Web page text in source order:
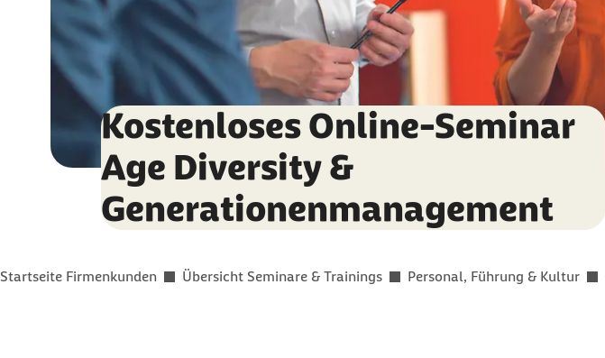
Kostenloses Online-Seminar
Age Diversity &
Generationenmanagement
Sie befinden sich hier:
Startseite Firmenkunden Übersicht Seminare & Trainings Personal, Führung & Kultur